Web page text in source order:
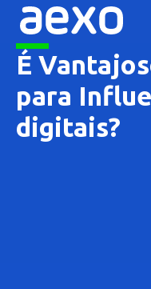
É
para
digitais?